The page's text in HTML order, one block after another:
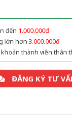
đến 1.000.000đ
lớn hơn 3.000.000đ
thành viên thân
ĐĂNG KÝ TƯ